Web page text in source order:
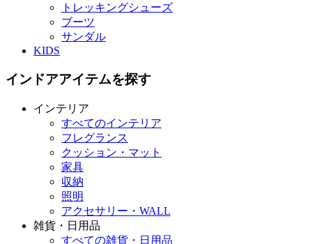
トレッキングシューズ
ブーツ
サンダル
KIDS
インドアアイテムを探す
インテリア
すべてのインテリア
フレグランス
クッション・マット
家具
収納
照明
アクセサリー・WALL
雑貨・日用品
すべての雑貨・日用品